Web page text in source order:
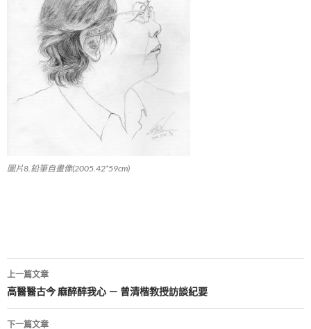
圖片8.鉛筆自畫像(2005.42*59cm)
文
章
導
上一篇文章
高醫醫古今 麻醉醉我心 － 曾清楷教授訪談紀要
下一篇文章